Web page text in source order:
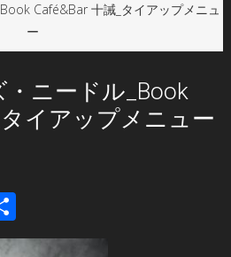
Café&Bar 十誡_タイアップメニュ
ー
ニードル_Book
イアップメニュー
有